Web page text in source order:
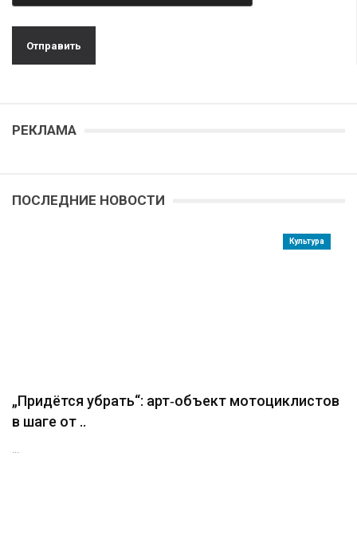
РЕКЛАМА
ПОСЛЕДНИЕ НОВОСТИ
Культура
„Придётся убрать“: арт‑объект мотоциклистов
в шаге от ..
...